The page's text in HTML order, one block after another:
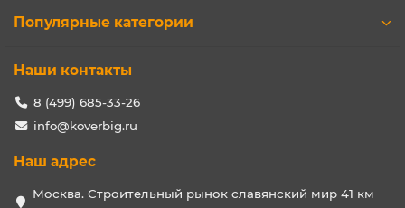
Популярные категории
Наши контакты
8 (499) 685-33-26
info@koverbig.ru
Наш адрес
Москва. Строительный рынок славянский мир 41 км